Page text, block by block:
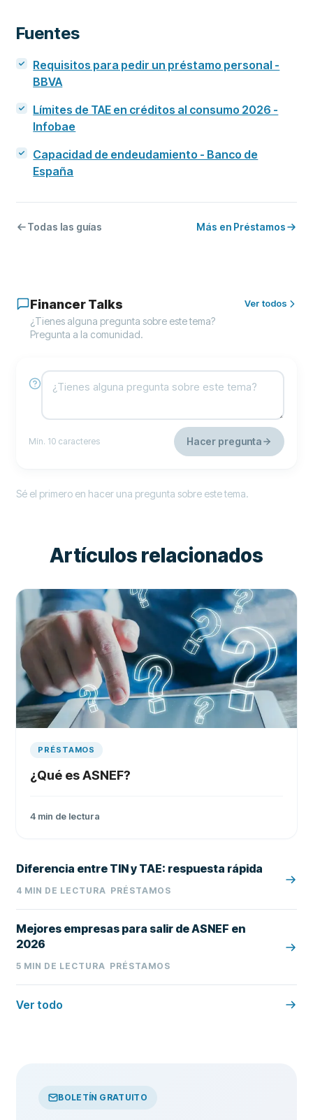
Fuentes
Requisitos para pedir un préstamo personal -
BBVA
Límites de TAE en créditos al consumo 2026 -
Infobae
Capacidad de endeudamiento - Banco de
España
Todas las guías Más en Préstamos
Financer Talks
¿Tienes alguna pregunta sobre este tema?
Pregunta a la comunidad.
Ver todos
Mín. 10 caracteres Hacer pregunta
Sé el primero en hacer una pregunta sobre este tema.
Artículos relacionados
PRÉSTAMOS
¿Qué es ASNEF?
4 min de lectura
Diferencia entre TIN y TAE: respuesta rápida
4 MIN DE LECTURA PRÉSTAMOS
Mejores empresas para salir de ASNEF en
2026
5 MIN DE LECTURA PRÉSTAMOS
Ver todo
BOLETÍN GRATUITO